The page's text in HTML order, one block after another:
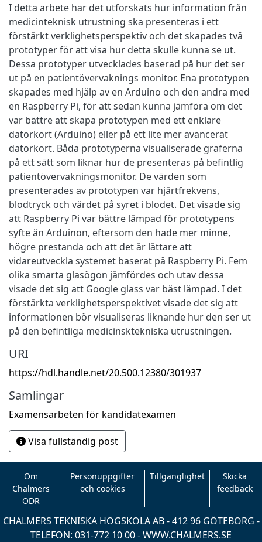
I detta arbete har det utforskats hur information från
medicinteknisk utrustning ska presenteras i ett
förstärkt verklighetsperspektiv och det skapades två
prototyper för att visa hur detta skulle kunna se ut.
Dessa prototyper utvecklades baserad på hur det ser
ut på en patientövervaknings monitor. Ena prototypen
skapades med hjälp av en Arduino och den andra med
en Raspberry Pi, för att sedan kunna jämföra om det
var bättre att skapa prototypen med ett enklare
datorkort (Arduino) eller på ett lite mer avancerat
datorkort. Båda prototyperna visualiserade graferna
på ett sätt som liknar hur de presenteras på befintlig
patientövervakningsmonitor. De värden som
presenterades av prototypen var hjärtfrekvens,
blodtryck och värdet på syret i blodet. Det visade sig
att Raspberry Pi var bättre lämpad för prototypens
syfte än Arduinon, eftersom den hade mer minne,
högre prestanda och att det är lättare att
vidareutveckla systemet baserat på Raspberry Pi. Fem
olika smarta glasögon jämfördes och utav dessa
visade det sig att Google glass var bäst lämpad. I det
förstärkta verklighetsperspektivet visade det sig att
informationen bör visualiseras liknande hur den ser ut
på den befintliga medicinsktekniska utrustningen.
URI
https://hdl.handle.net/20.500.12380/301937
Samlingar
Examensarbeten för kandidatexamen
Visa fullständig post
Om
Chalmers
ODR
Personuppgifter
och cookies
Tillgänglighet
Skicka
feedback
CHALMERS TEKNISKA HÖGSKOLA AB - 412 96 GÖTEBORG -
TELEFON: 031-772 10 00 -WWW.CHALMERS.SE